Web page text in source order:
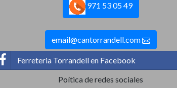
971 53 05 49
email@cantorrandell.com
Ferreteria Torrandell en Facebook
Poítica de redes sociales